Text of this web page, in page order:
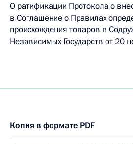
О ратификации Протокола о
в Соглашение о Правилах
происхождения товаров в
Независимых Государств от 20
Копия в формате PDF